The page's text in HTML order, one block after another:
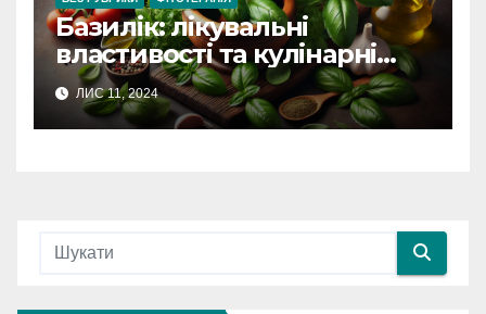
Базилік: лікувальні
властивості та кулінарні
секрети
ЛИС 11, 2024